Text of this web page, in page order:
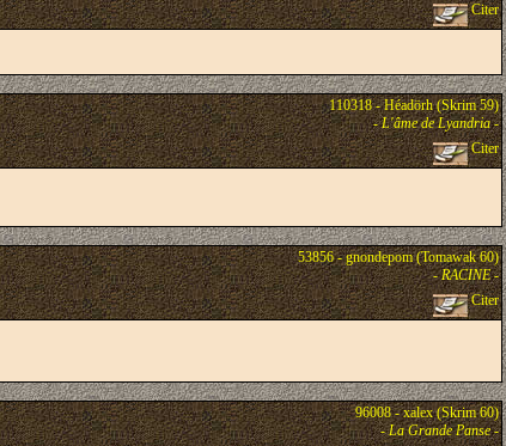
Citer
110318 - Héadörh (Skrim 59)
-L'âme de Lyandria-
Citer
53856 - gnondepom (Tomawak 60)
-RACINE-
Citer
96008 - xalex (Skrim 60)
-La Grande Panse-